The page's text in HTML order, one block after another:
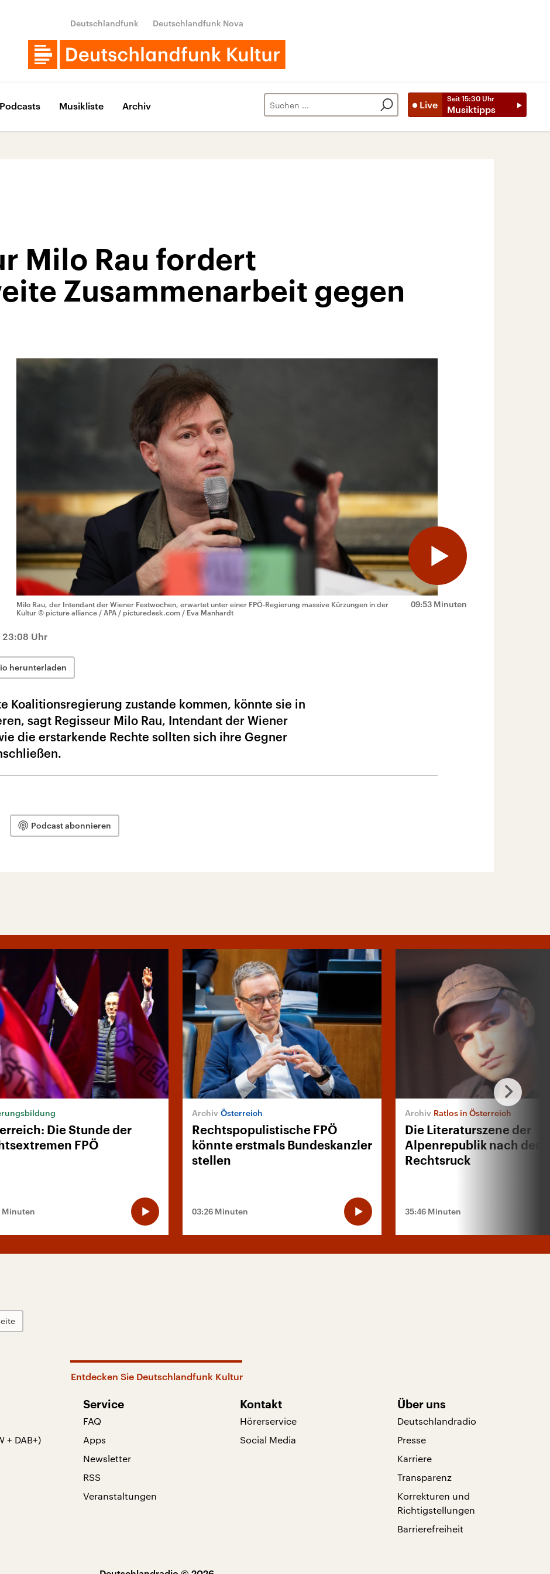
Deutschlandfunk Deutschlandfunk Nova
Live
Seit 15:30 Uhr
Musiktipps
Musikliste Archiv
Milo Rau fordert
Zusammenarbeit gegen
09:53 Minuten
Milo Rau, der Intendant der Wiener Festwochen, erwartet unter einer FPÖ-Regierung massive Kürzungen in der
Kultur © picture alliance / APA / picturedesk.com / Eva Manhardt
23:08 Uhr
herunterladen
Koalitionsregierung zustande kommen, könnte sie in
sagt Regisseur Milo Rau, Intendant der Wiener
die erstarkende Rechte sollten sich ihre Gegner
Podcast abonnieren
Die Stunde der
FPÖ
Minuten
Österreich
Rechtspopulistische FPÖ
könnte erstmals Bundeskanzler
stellen
03:26 Minuten
Ratlos in Österreich
Die Literaturszene der
Alpenrepublik nach dem
Rechtsruck
35:46 Minuten
Entdecken Sie Deutschlandfunk Kultur
+ DAB+)
Service
FAQ
Apps
Newsletter
RSS
Veranstaltungen
Kontakt
Hörerservice
Social Media
Über uns
Deutschlandradio
Presse
Karriere
Transparenz
Korrekturen und
Richtigstellungen
Barrierefreiheit